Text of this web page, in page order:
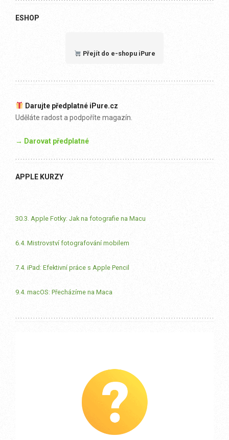
ESHOP
Přejít do e-shopu iPure
Darujte předplatné iPure.cz
Uděláte radost a podpoříte magazín.
→ Darovat předplatné
APPLE KURZY
30.3. Apple Fotky: Jak na fotografie na Macu
6.4. Mistrovství fotografování mobilem
7.4. iPad: Efektivní práce s Apple Pencil
9.4. macOS: Přecházíme na Maca